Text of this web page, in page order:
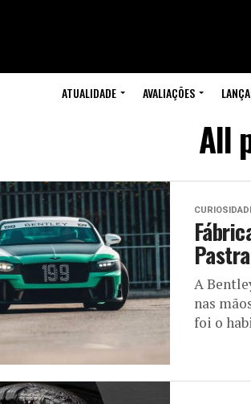
ATUALIDADE AVALIAÇÕES
All
A
nas
foi o